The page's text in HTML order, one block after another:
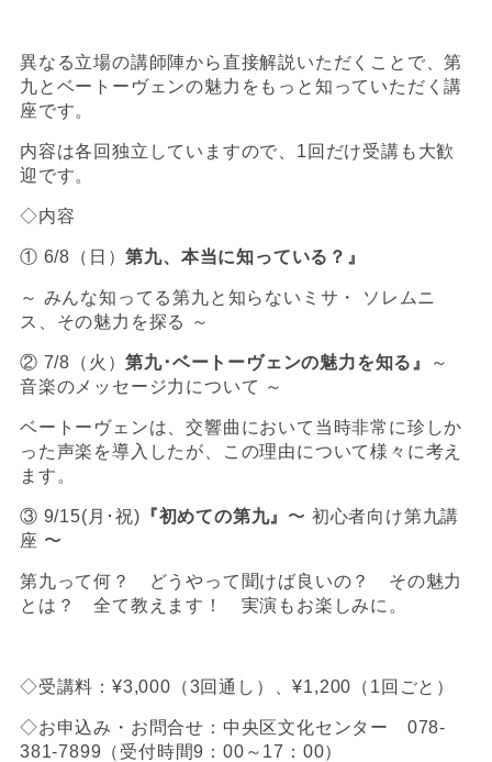
異なる立場の講師陣から直接解説いただくことで、第
九とベートーヴェンの魅力をもっと知っていただく講
座です。
内容は各回独立していますので、1回だけ受講も大歓
迎です。
◇内容
① 6/8（日）第九、本当に知っている？ 』
～ みんな知ってる第九と知らないミサ・ ソレムニ
ス、その魅力を探る ～
② 7/8（火）第九･ベートーヴェンの魅力を知る 』
～
音楽のメッセージ力について ～
ベートーヴェンは、交響曲において当時非常に珍しか
った声楽を導入したが、この理由について様々に考え
ます。
③ 9/15(月･祝) 『初めての第九』 〜 初心者向け第九講
座 〜
第九って何？ どうやって聞けば良いの？ その魅力
とは？ 全て教えます！ 実演もお楽しみに。
◇受講料：¥3,000（3回通し）、¥1,200（1回ごと）
◇お申込み・お問合せ：中央区文化センター 078-
381-7899（受付時間9：00～17：00）